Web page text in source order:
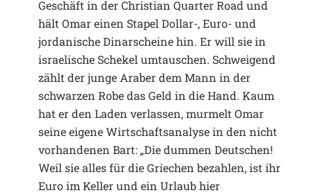
Geschäft in der Christian Quarter Road und
hält Omar einen Stapel Dollar-, Euro- und
jordanische Dinarscheine hin. Er will sie in
israelische Schekel umtauschen. Schweigend
zählt der junge Araber dem Mann in der
schwarzen Robe das Geld in die Hand. Kaum
hat er den Laden verlassen, murmelt Omar
seine eigene Wirtschaftsanalyse in den nicht
vorhandenen Bart: „Die dummen Deutschen!
Weil sie alles für die Griechen bezahlen, ist ihr
Euro im Keller und ein Urlaub hier